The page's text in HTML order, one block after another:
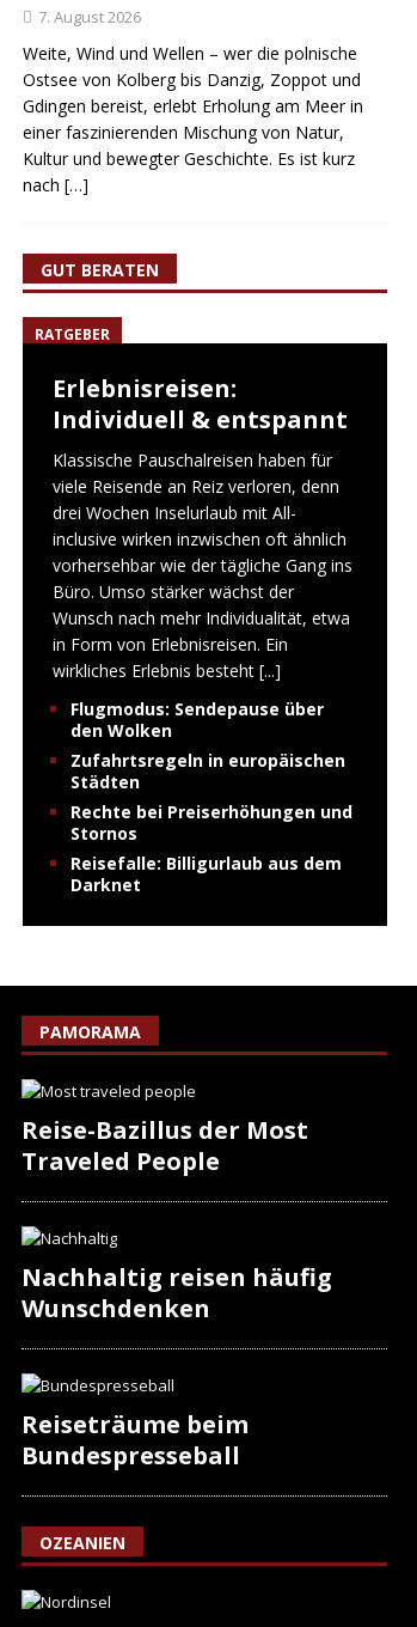
7. August 2026
Weite, Wind und Wellen – wer die polnische
Ostsee von Kolberg bis Danzig, Zoppot und
Gdingen bereist, erlebt Erholung am Meer in
einer faszinierenden Mischung von Natur,
Kultur und bewegter Geschichte. Es ist kurz
nach […]
GUT BERATEN
RATGEBER
Erlebnisreisen:
Individuell & entspannt
Klassische Pauschalreisen haben für
viele Reisende an Reiz verloren, denn
drei Wochen Inselurlaub mit All-
inclusive wirken inzwischen oft ähnlich
vorhersehbar wie der tägliche Gang ins
Büro. Umso stärker wächst der
Wunsch nach mehr Individualität, etwa
in Form von Erlebnisreisen. Ein
wirkliches Erlebnis besteht [...]
Flugmodus: Sendepause über
den Wolken
Zufahrtsregeln in europäischen
Städten
Rechte bei Preiserhöhungen und
Stornos
Reisefalle: Billigurlaub aus dem
Darknet
PAMORAMA
Reise-Bazillus der Most
Traveled People
Nachhaltig reisen häufig
Wunschdenken
Reiseträume beim
Bundespresseball
OZEANIEN